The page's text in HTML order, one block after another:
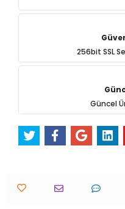
256bit SSL
Güncel